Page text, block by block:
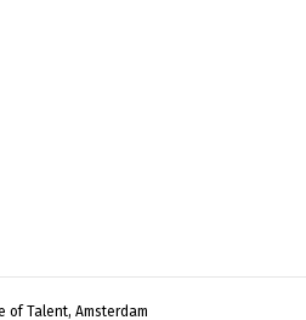
of Talent, Amsterdam